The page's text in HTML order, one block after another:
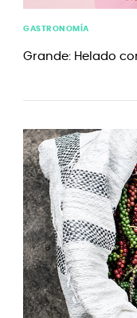
GASTRONOMÍA
Grande: Helado